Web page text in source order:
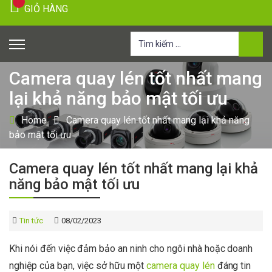
GIỎ HÀNG
Tìm
Camera quay lén tốt nhất mang
lại khả năng bảo mật tối ưu
Home
Camera quay lén tốt nhất mang lại khả năng
bảo mật tối ưu
Camera quay lén tốt nhất mang lại khả
năng bảo mật tối ưu
Tin tức 08/02/2023
Khi nói đến việc đảm bảo an ninh cho ngôi nhà hoặc doanh
nghiệp của bạn, việc sở hữu mộtcamera quay lénđáng tin